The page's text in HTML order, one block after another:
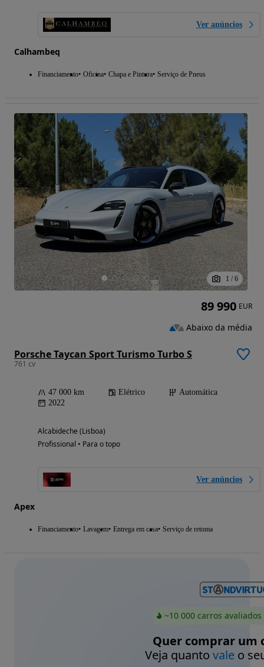
Ver anúncios
Calhambeq
Financiamento Oficina Chapa e Pintura Serviço de Pneus
1 / 6
Porsche Taycan Sport Turismo Turbo S
761 cv
47 000 km Elétrico
Automática
2022
Alcabideche (Lisboa)
Profissional • Para o topo
Ver anúncios
Apex
Financiamento Lavagem Entrega em casa Serviço de retoma
89 990 EUR
Abaixo da média
~10 000 carros
Quer comprar um
Veja quanto valeo